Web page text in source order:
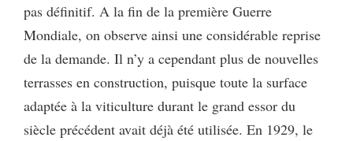
pas définitif. A la fin de la première Guerre
Mondiale, on observe ainsi une considérable reprise
de la demande. Il n’y a cependant plus de nouvelles
terrasses en construction, puisque toute la surface
adaptée à la viticulture durant le grand essor du
siècle précédent avait déjà été utilisée. En 1929, le